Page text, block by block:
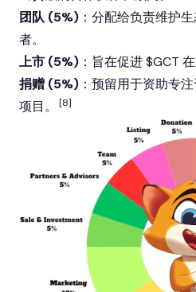
团队 (5%) ：分配给负责维护
者。
上市 (5%) ：旨在促进 $GCT
捐赠 (5%) ：预留用于资助专
项目。
[8]